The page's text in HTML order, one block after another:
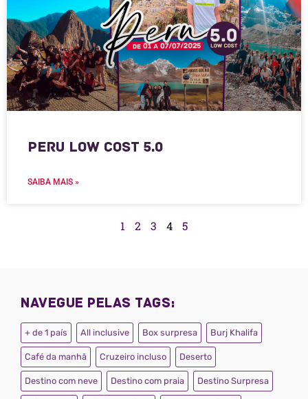
Peru Low Cost 5.0
SAIBA MAIS »
1 2 3 4 5
Navegue pelas tags:
+ de 1 país All inclusive Box surpresa Burj Khalifa
Café da manhã Cruzeiro incluso Deserto
Destino com neve Destino com praia Destino Surpresa